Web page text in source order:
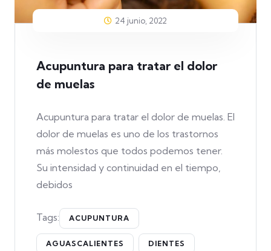
24 junio, 2022
Acupuntura para tratar el dolor
de muelas
Acupuntura para tratar el dolor de muelas. El
dolor de muelas es uno de los trastornos
más molestos que todos podemos tener.
Su intensidad y continuidad en el tiempo,
debidos
Tags: ACUPUNTURA
AGUASCALIENTES DIENTES